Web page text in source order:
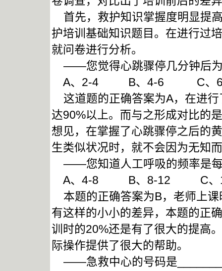
首先，救护知识掌握度明显提
护培训基础知识题目。在进行过
就问卷进行分析。
——您觉得心跳骤停几分钟后为
A、2-4 B、4-6 C、
这道题的正确答案为A，在进
达90%以上。而与之形成对比的
想见，在掌握了心跳骤停之后的
生类似状况时，就不会因为无知
——您知道人工呼吸的频率是每
A、4-8 B、8-12 C、
本题的正确答案为B，老师上
有这样的小小的差异，本题的正
训时的20%还是有了很大的提高
际操作提供了很大的帮助。
——急救中心的号码是